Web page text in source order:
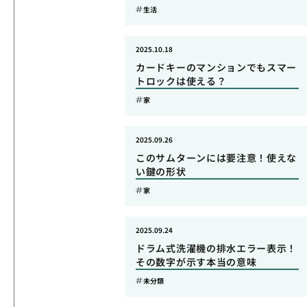
生活
カードキーのマンションでもスマー
トロックは使える？
2025.10.18
家
このサムターンには要注意！使えな
い鍵の形状
2025.09.26
家
ドラム式洗濯機の排水エラー表示！
その数字が示す本当の意味
2025.09.24
未分類